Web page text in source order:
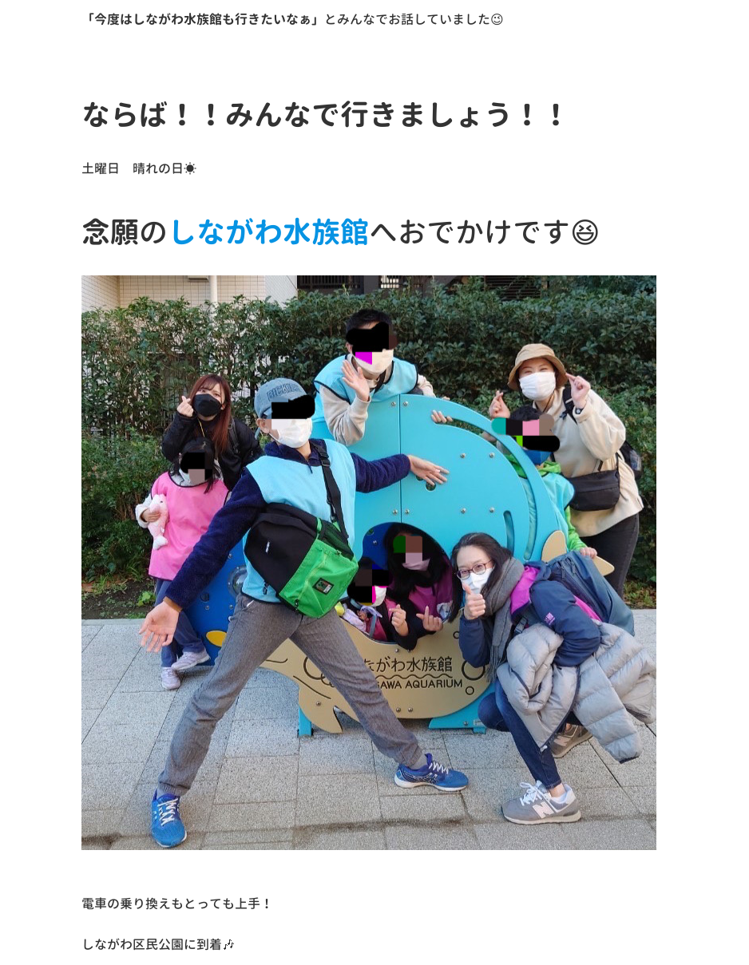
「今度はしながわ水族館も行きたいなぁ」 とみんなでお話していました😉
ならば！！みんなで行きましょう！！
土曜日 晴れの日☀
念願のしながわ水族館へおでかけです😆
電車の乗り換えもとっても上手！
しながわ区民公園に到着🎶